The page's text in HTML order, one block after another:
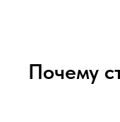
Почему